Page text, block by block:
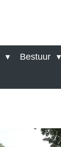
Bestuur